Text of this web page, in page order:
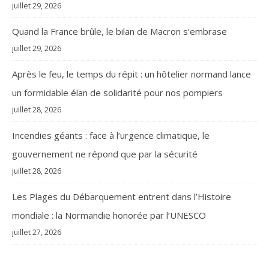
juillet 29, 2026
Quand la France brûle, le bilan de Macron s’embrase
juillet 29, 2026
Après le feu, le temps du répit : un hôtelier normand lance
un formidable élan de solidarité pour nos pompiers
juillet 28, 2026
Incendies géants : face à l’urgence climatique, le
gouvernement ne répond que par la sécurité
juillet 28, 2026
Les Plages du Débarquement entrent dans l’Histoire
mondiale : la Normandie honorée par l’UNESCO
juillet 27, 2026